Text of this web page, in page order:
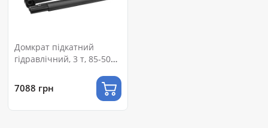
Домкрат підкатний
гідравлічний, 3 т, 85-500
7088 грн